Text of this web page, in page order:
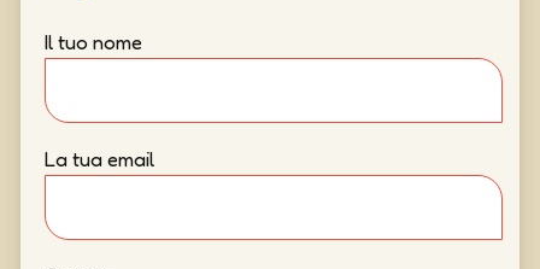
Il tuo nome
La tua email